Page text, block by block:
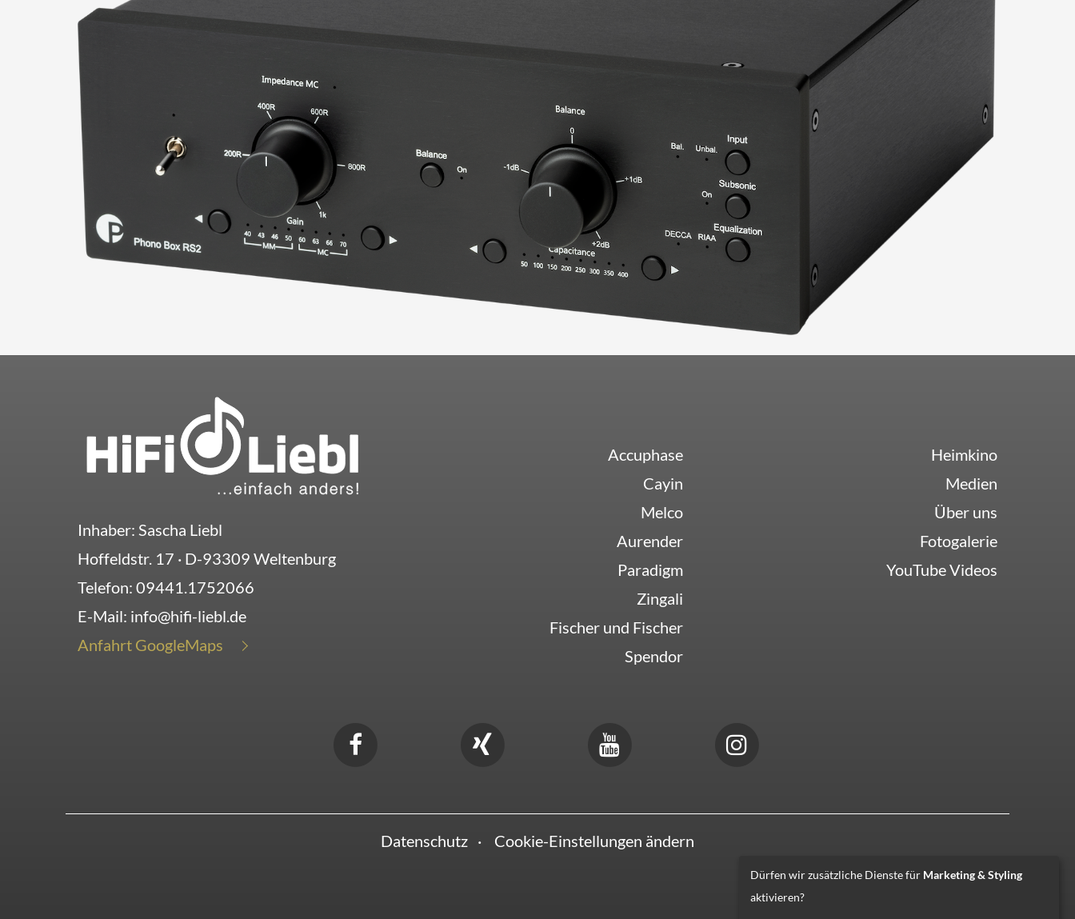
Inhaber: Sascha Liebl
Hoffeldstr. 17 · D-93309 Weltenburg
Telefon: 09441.1752066
E-Mail: info@hifi-liebl.de
Anfahrt GoogleMaps
Accuphase
Cayin
Melco
Aurender
Paradigm
Zingali
Fischer und Fischer
Spendor
Heimkino
Medien
Über uns
Fotogalerie
YouTube Videos
Datenschutz Cookie-Einstellungen ändern
Dürfen wir zusätzliche Dienste für Marketing & Styling
aktivieren?